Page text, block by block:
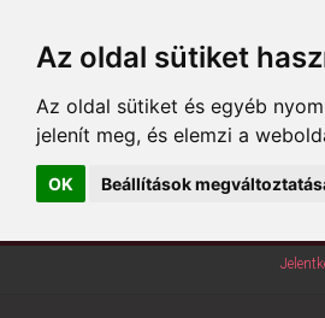
Az oldal sütiket
Az oldal sütiket és egyéb
jelenít meg, és elemzi a
OK Beállítások